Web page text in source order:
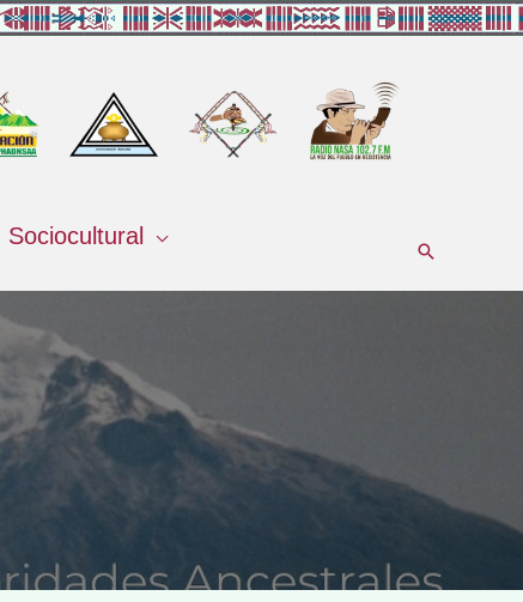
Sociocultural
Buscar